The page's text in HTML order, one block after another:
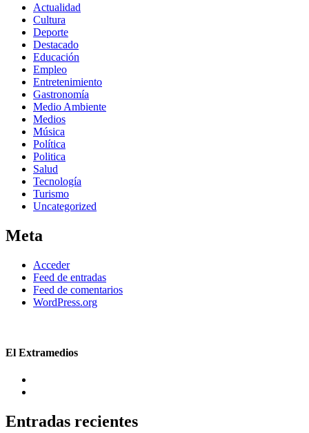
Actualidad
Cultura
Deporte
Destacado
Educación
Empleo
Entretenimiento
Gastronomía
Medio Ambiente
Medios
Música
Política
Politica
Salud
Tecnología
Turismo
Uncategorized
Meta
Acceder
Feed de entradas
Feed de comentarios
WordPress.org
El Extramedios
Entradas recientes